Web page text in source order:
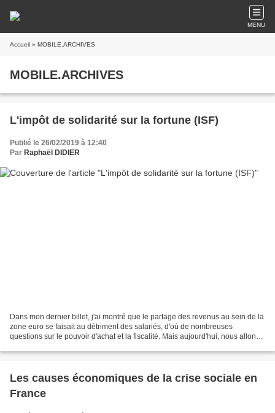
MENU
Accueil » MOBILE.ARCHIVES
MOBILE.ARCHIVES
L'impôt de solidarité sur la fortune (ISF)
Publié le 26/02/2019 à 12:40
Par Raphaël DIDIER
Dans mon dernier billet, j'ai montré que le partage des revenus au sein de la
zone euro se faisait au détriment des salariés, d'où de nombreuses
questions sur le pouvoir d'achat et la fiscalité. Mais aujourd'hui, nous allons
Les causes économiques de la crise sociale en
France